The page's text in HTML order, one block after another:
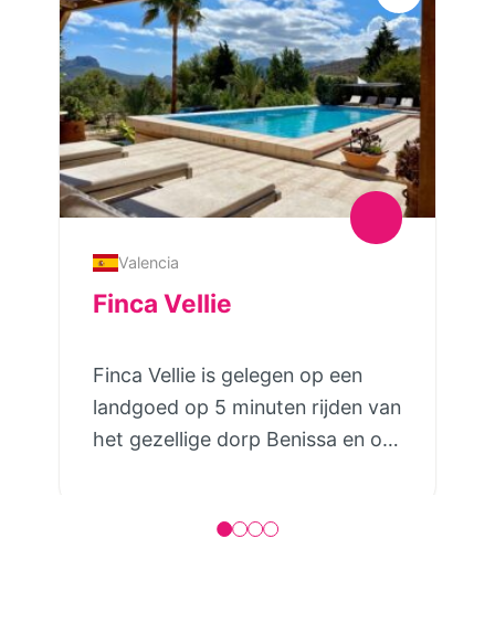
Valencia
Finca Vellie
Finca Vellie is gelegen op een
landgoed op 5 minuten rijden van
het gezellige dorp Benissa en op
22.000 m2 groot met 2